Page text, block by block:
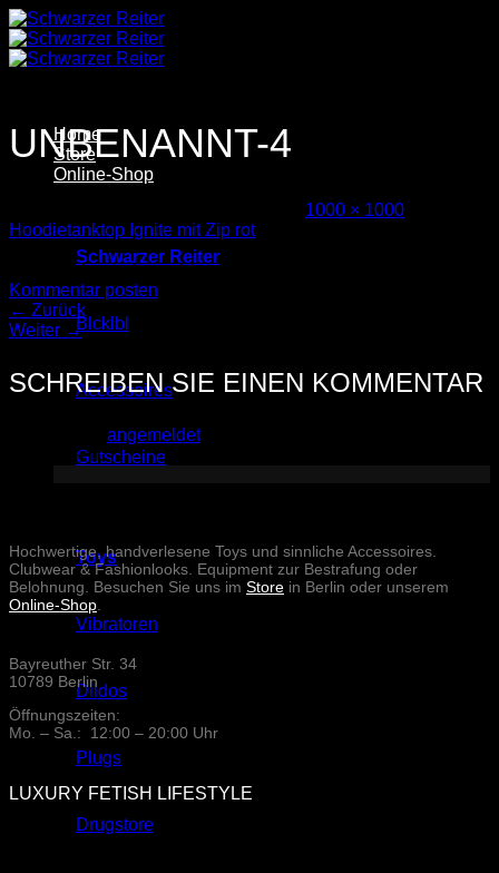
Zum
Inhalt
springen
Home
Store
Online-Shop
Schwarzer Reiter
Blcklbl
Accessoires
Gutscheine
Toys
Vibratoren
Dildos
Plugs
Drugstore
UNBENANNT-4
1000 × 1000
Hoodietanktop Ignite mit Zip rot
Trackbacks sind geschlossen, aber Sie können einen
Kommentar posten
← Zurück
Weiter →
SCHREIBEN SIE EINEN KOMMENTAR
angemeldetsein, um einen Kommentar
abzugeben.
Hochwertige, handverlesene Toys und sinnliche Accessoires.
Clubwear & Fashionlooks. Equipment zur Bestrafung oder
Belohnung. Besuchen Sie uns im Store in Berlin oder unserem
Online-Shop
Bayreuther Str. 34
10789 Berlin
Öffnungszeiten:
Mo. – Sa.: 12:00 – 20:00 Uhr
LUXURY FETISH LIFESTYLE